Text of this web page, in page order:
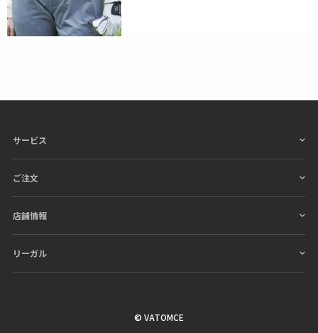
サービス
ご注文
店舗情報
リーガル
© VATOMCE